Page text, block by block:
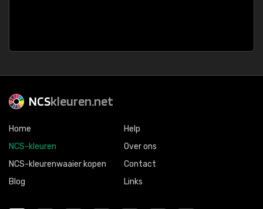
NCSkleuren.net
Home
NCS-kleuren
NCS-kleurenwaaier kopen
Blog
Help
Over ons
Contact
Links